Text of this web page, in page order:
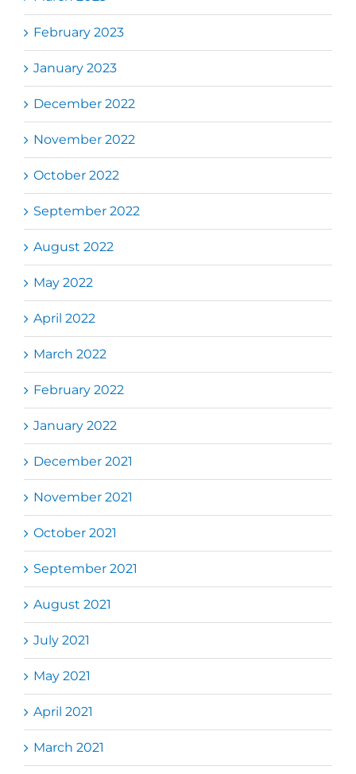
February 2023
January 2023
December 2022
November 2022
October 2022
September 2022
August 2022
May 2022
April 2022
March 2022
February 2022
January 2022
December 2021
November 2021
October 2021
September 2021
August 2021
July 2021
May 2021
April 2021
March 2021